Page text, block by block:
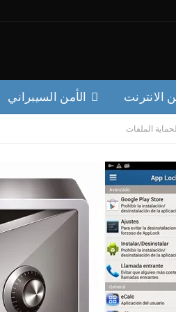
الانترنت الأمن السيبراني